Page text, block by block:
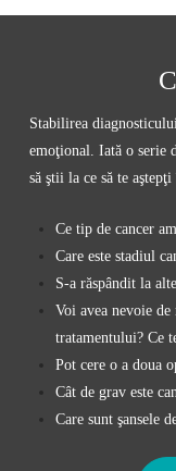
Stabilirea
emoţional. Iată o serie
să ştii la ce să te
Ce tip de cancer
Care este stadiul
S-a răspândit la
Voi avea nevoie
tratamentului? Ce
Pot cere o a doua
Cât de grav este
Care sunt şansele